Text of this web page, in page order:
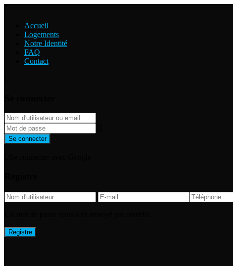
Accueil
Logements
Notre Identité
FAQ
Contact
Se connecter
Registre